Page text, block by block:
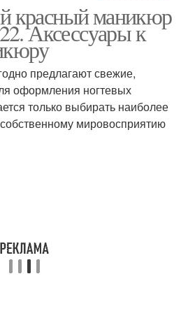
красный маникюр
Аксессуары к
предлагают свежие,
оформления ногтевых
только выбирать наиболее
мировосприятию